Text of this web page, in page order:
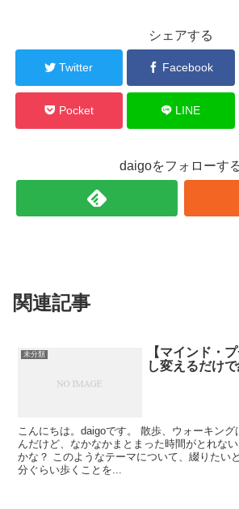
シェアする
Twitter Facebook
Pocket LINE
daigoをフォローす
関連記事
未分類
【マインド・
し変えるだけ
こんにちは。daigoです。 散歩、ウォーキン
んだけど、なかなかまとまった時間がとれな
かな？ このようなテーマについて、綴りたい
分ぐらい歩くことを...